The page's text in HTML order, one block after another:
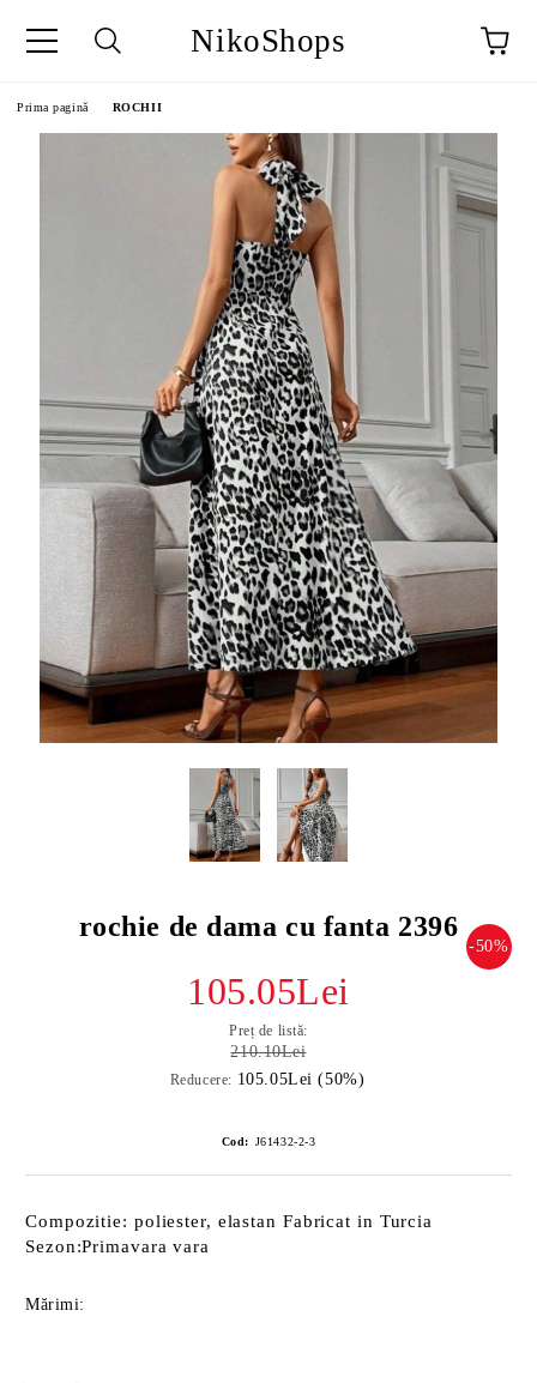
NikoShops
Prima pagină ROCHII
rochie de dama cu fanta 2396
-50%
105.05Lei
Preț de listă:
210.10Lei
Reducere: 105.05Lei (50%)
Cod: J61432-2-3
Compozitie: poliester, elastan Fabricat in Turcia
Sezon:Primavara vara
Mărimi: